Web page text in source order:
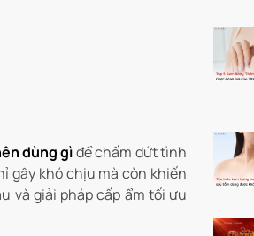
dùng gìđể chấm dứt tình
gây khó chịu mà còn khiến
và giải pháp cấp ẩm tối ưu